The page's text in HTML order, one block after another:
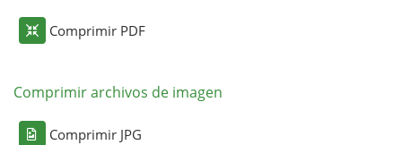
Comprimir PDF
Comprimir archivos de imagen
Comprimir JPG